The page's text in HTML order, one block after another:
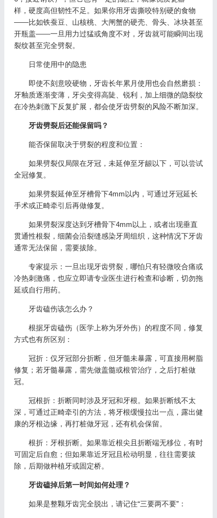
样，硬度高但韧性不足。如果你用牙齿撕咬特别硬的食物
——比如铁蚕豆、山核桃、大闸蟹的硬壳、骨头、冰块甚至
开瓶盖——一旦用力过猛或角度不对，牙齿就可能瞬间出现
裂纹甚至完全劈裂。
日常使用中的隐患
即使不刻意咬硬物，牙齿长年累月使用也会自然磨损：
牙釉质逐渐变薄，牙尖变得高陡、锐利，加上细微的隐裂纹
在冷热刺激下反复扩展，都会使牙齿劈裂的风险不断加深。
牙齿劈裂后还能保留吗？
能否保留取决于劈裂的程度和位置：
如果劈裂仅局限在牙冠，未延伸至牙龈以下，可以尝试
全冠修复。
如果劈裂延伸至牙槽骨下4mm以内，可通过牙冠延长
手术或正畸牵引后再做修复。
如果劈裂深度达到牙槽骨下4mm以上，或者出现垂直
贯通性根裂，细菌会沿裂缝感染牙周组织，这种情况下牙齿
通常无法保留，需要拔除。
专家提示：一旦出现牙齿劈裂，哪怕只有轻微咬合痛或
冷热刺激痛，也应立即请专业医生进行检查和诊断，切勿拖
延或自行用药。
牙齿磕伤该怎么办？
根据牙齿磕伤（医学上称为牙外伤）的程度不同，修复
方式也有所区别：
冠折：仅牙冠部分折断，但牙髓未暴露，可直接用树脂
修复；若牙髓暴露，需先做盖髓或根管治疗，之后打桩做
冠。
冠根折：折断同时涉及牙冠和牙根。如果折断线不太
深，可通过正畸牵引的方法，将牙根缓慢拉出一点，露出健
康的牙根边缘，再打桩做牙冠，还有机会保留。
根折：牙根折断。如果靠近根尖且折断端无移位，有时
可固定后自愈；但如果靠近牙冠且松动明显，往往需要拔
除，后期做种植牙或固定桥。
牙齿磕掉后第一时间如何处理？
如果是整颗牙齿完全脱出，请记住“三要两不要”：